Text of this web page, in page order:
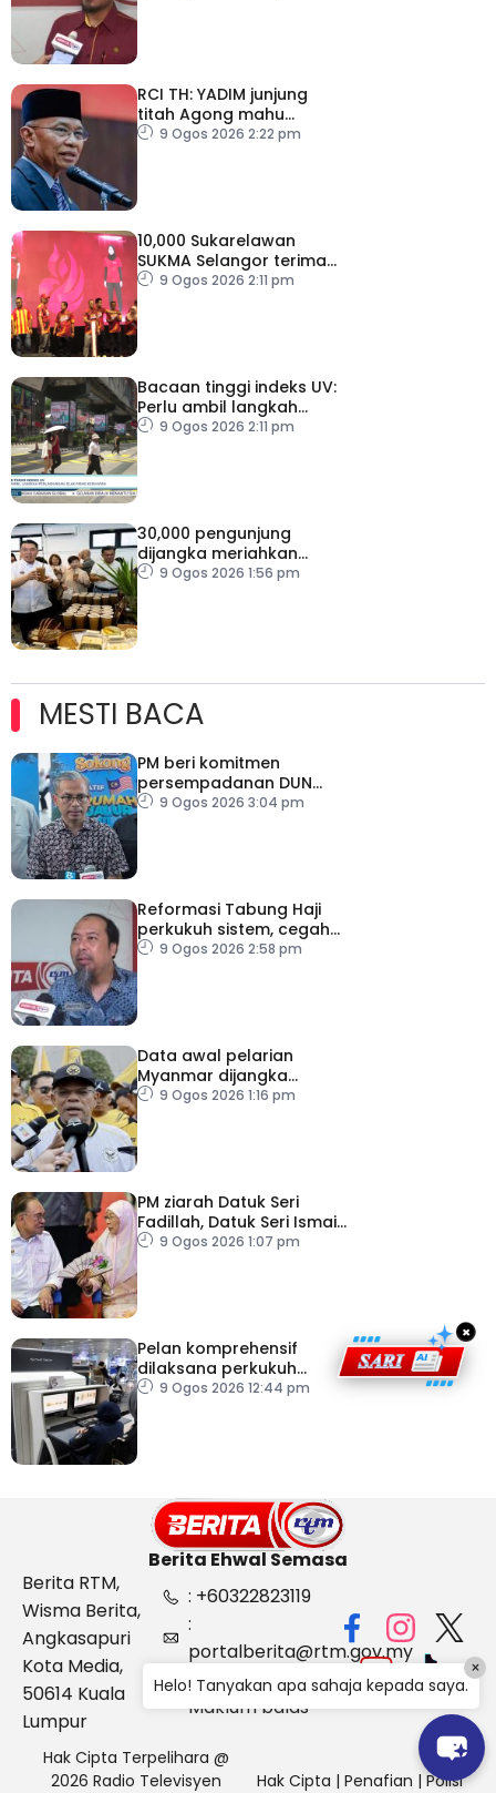
RCI TH: YADIM junjung
titah Agong mahu
siasatan tanpa
9 Ogos 2026 2:22 pm
10,000 Sukarelawan
SUKMA Selangor terima
elaun RM100 sehari
9 Ogos 2026 2:11 pm
Bacaan tinggi indeks UV:
Perlu ambil langkah
perlindungan, elak risiko
9 Ogos 2026 2:11 pm
30,000 pengunjung
dijangka meriahkan
Karnival Jom Makan Ipoh
9 Ogos 2026 1:56 pm
MESTI BACA
PM beri komitmen
persempadanan DUN
Sarawak, minta laporan
9 Ogos 2026 3:04 pm
Reformasi Tabung Haji
perkukuh sistem, cegah
kesilapan berulang
9 Ogos 2026 2:58 pm
Data awal pelarian
Myanmar dijangka
diperoleh suku keempat
9 Ogos 2026 1:16 pm
PM ziarah Datuk Seri
Fadillah, Datuk Seri Ismail
Sabri di IJN
9 Ogos 2026 1:07 pm
Pelan komprehensif
dilaksana perkukuh
keselamatan
9 Ogos 2026 12:44 pm
×
Berita Ehwal Semasa
Berita RTM,
Wisma Berita,
Angkasapuri
Kota Media,
50614 Kuala
Lumpur
: +60322823119
:
portalberita@rtm.gov.my
: Aduan &
Maklum balas
Hak Cipta Terpelihara @
2026 Radio Televisyen
Hak Cipta | Penafian | Polisi
Helo! Tanyakan apa sahaja kepada saya.
×